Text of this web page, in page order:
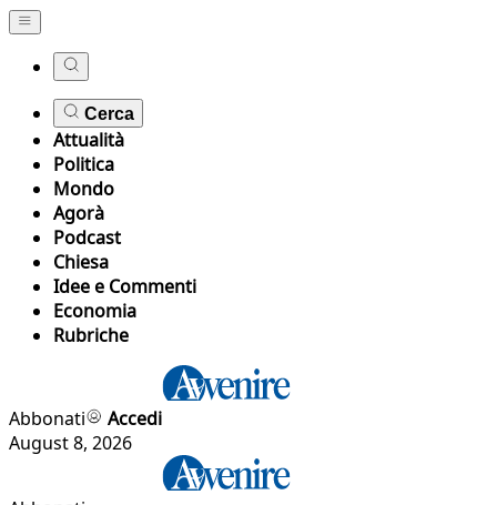
Cerca
Attualità
Politica
Mondo
Agorà
Podcast
Chiesa
Idee e Commenti
Economia
Rubriche
Abbonati
Accedi
August 8, 2026